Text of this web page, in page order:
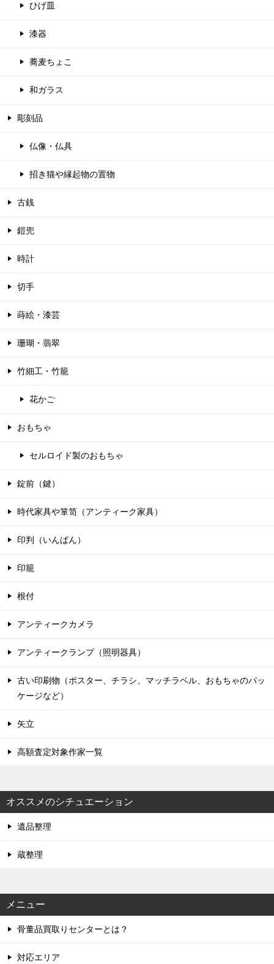
ひげ皿
漆器
蕎麦ちょこ
和ガラス
彫刻品
仏像・仏具
招き猫や縁起物の置物
古銭
鎧兜
時計
切手
蒔絵・漆芸
珊瑚・翡翠
竹細工・竹籠
花かご
おもちゃ
セルロイド製のおもちゃ
錠前（鍵）
時代家具や箪笥（アンティーク家具）
印判（いんばん）
印籠
根付
アンティークカメラ
アンティークランプ（照明器具）
古い印刷物（ポスター、チラシ、マッチラベル、おもちゃのパッ
ケージなど）
矢立
高額査定対象作家一覧
オススメのシチュエーション
遺品整理
蔵整理
メニュー
骨董品買取りセンターとは？
対応エリア